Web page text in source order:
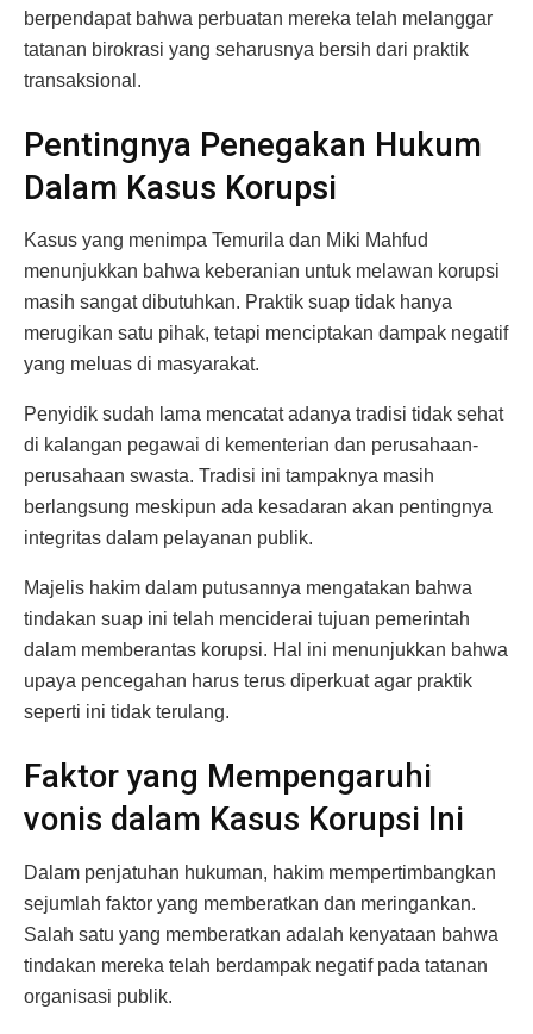
berpendapat bahwa perbuatan mereka telah melanggar
tatanan birokrasi yang seharusnya bersih dari praktik
transaksional.
Pentingnya Penegakan Hukum
Dalam Kasus Korupsi
Kasus yang menimpa Temurila dan Miki Mahfud
menunjukkan bahwa keberanian untuk melawan korupsi
masih sangat dibutuhkan. Praktik suap tidak hanya
merugikan satu pihak, tetapi menciptakan dampak negatif
yang meluas di masyarakat.
Penyidik sudah lama mencatat adanya tradisi tidak sehat
di kalangan pegawai di kementerian dan perusahaan-
perusahaan swasta. Tradisi ini tampaknya masih
berlangsung meskipun ada kesadaran akan pentingnya
integritas dalam pelayanan publik.
Majelis hakim dalam putusannya mengatakan bahwa
tindakan suap ini telah menciderai tujuan pemerintah
dalam memberantas korupsi. Hal ini menunjukkan bahwa
upaya pencegahan harus terus diperkuat agar praktik
seperti ini tidak terulang.
Faktor yang Mempengaruhi
vonis dalam Kasus Korupsi Ini
Dalam penjatuhan hukuman, hakim mempertimbangkan
sejumlah faktor yang memberatkan dan meringankan.
Salah satu yang memberatkan adalah kenyataan bahwa
tindakan mereka telah berdampak negatif pada tatanan
organisasi publik.